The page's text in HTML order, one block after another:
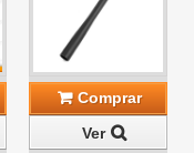
Comprar
Ver